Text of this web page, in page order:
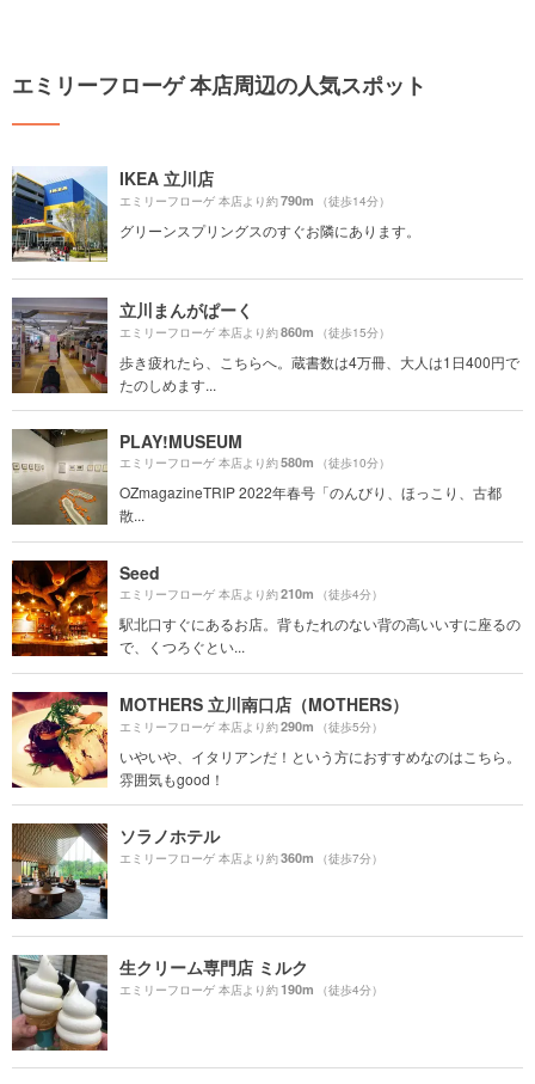
エミリーフローゲ 本店周辺の人気スポット
IKEA 立川店
エミリーフローゲ 本店より約790m （徒歩14分）
グリーンスプリングスのすぐお隣にあります。
立川まんがぱーく
エミリーフローゲ 本店より約860m （徒歩15分）
歩き疲れたら、こちらへ。蔵書数は4万冊、大人は1日400円で
たのしめます...
PLAY!MUSEUM
エミリーフローゲ 本店より約580m （徒歩10分）
OZmagazineTRIP 2022年春号「のんびり、ほっこり、古都
散...
Seed
エミリーフローゲ 本店より約210m （徒歩4分）
駅北口すぐにあるお店。背もたれのない背の高いいすに座るの
で、くつろぐとい...
MOTHERS 立川南口店（MOTHERS）
エミリーフローゲ 本店より約290m （徒歩5分）
いやいや、イタリアンだ！という方におすすめなのはこちら。
雰囲気もgood！
ソラノホテル
エミリーフローゲ 本店より約360m （徒歩7分）
生クリーム専門店 ミルク
エミリーフローゲ 本店より約190m （徒歩4分）